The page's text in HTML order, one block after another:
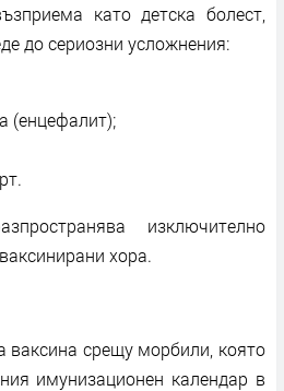
като детска болест,
до сериозни усложнения:
(енцефалит);
изключително
хора.
ваксина срещу морбили, която
имунизационен календар в